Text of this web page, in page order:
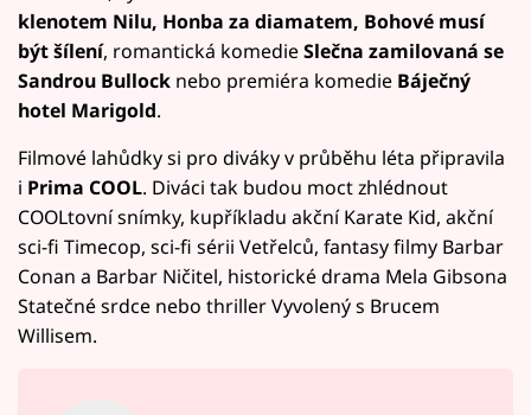
klenotem Nilu, Honba za diamatem, Bohové musí
být šílení, romantická komedieSlečna zamilovaná se
Sandrou Bullock nebo premiéra komedie Báječný
hotel Marigold.
Filmové lahůdky si pro diváky v průběhu léta připravila
i Prima COOL. Diváci tak budou moct zhlédnout
COOLtovní snímky, kupříkladu akční Karate Kid, akční
sci-fi Timecop, sci-fi sérii Vetřelců, fantasy filmy Barbar
Conan a Barbar Ničitel, historické drama Mela Gibsona
Statečné srdce nebo thriller Vyvolený s Brucem
Willisem.